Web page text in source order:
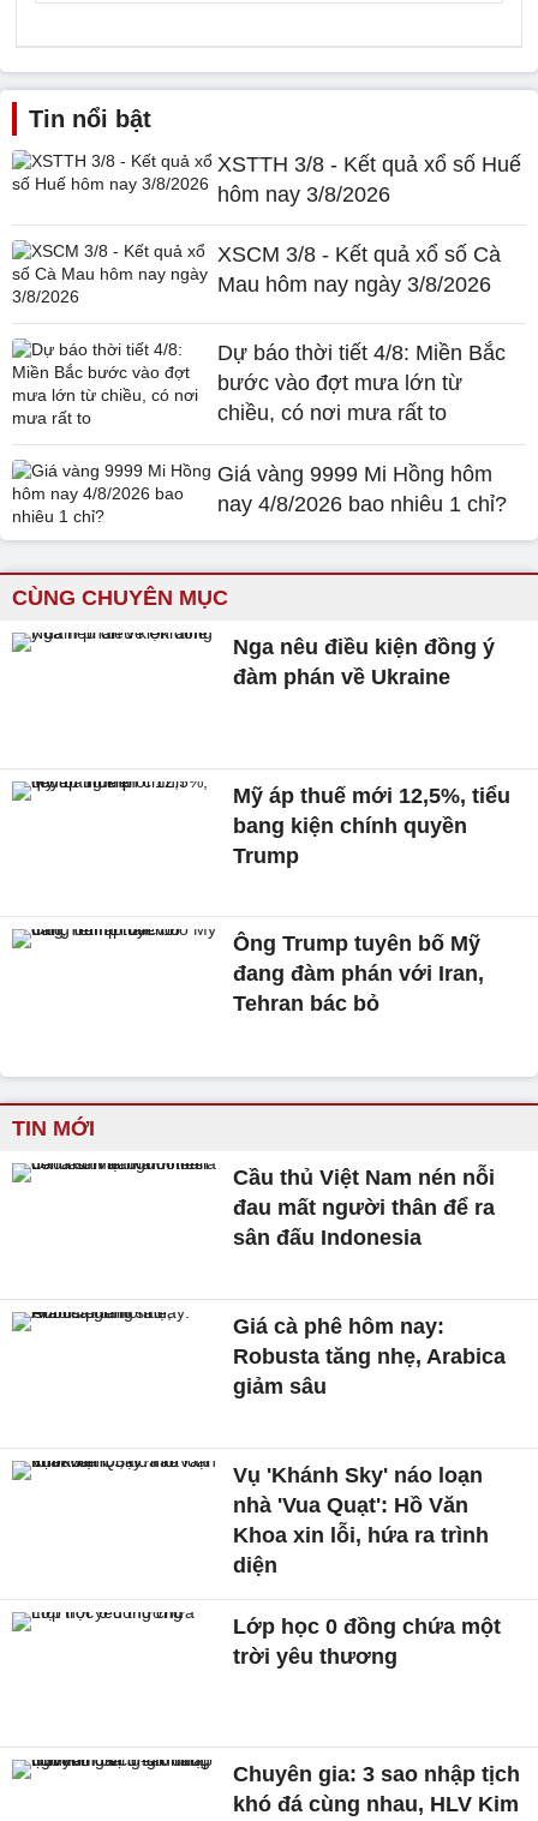
Tin nổi bật
XSTTH 3/8 - Kết quả xổ số Huế
hôm nay 3/8/2026
XSCM 3/8 - Kết quả xổ số Cà
Mau hôm nay ngày 3/8/2026
Dự báo thời tiết 4/8: Miền Bắc
bước vào đợt mưa lớn từ
chiều, có nơi mưa rất to
Giá vàng 9999 Mi Hồng hôm
nay 4/8/2026 bao nhiêu 1 chỉ?
CÙNG CHUYÊN MỤC
Nga nêu điều kiện đồng ý
đàm phán về Ukraine
Mỹ áp thuế mới 12,5%, tiểu
bang kiện chính quyền
Trump
Ông Trump tuyên bố Mỹ
đang đàm phán với Iran,
Tehran bác bỏ
TIN MỚI
Cầu thủ Việt Nam nén nỗi
đau mất người thân để ra
sân đấu Indonesia
Giá cà phê hôm nay:
Robusta tăng nhẹ, Arabica
giảm sâu
Vụ 'Khánh Sky' náo loạn
nhà 'Vua Quạt': Hồ Văn
Khoa xin lỗi, hứa ra trình
diện
Lớp học 0 đồng chứa một
trời yêu thương
Chuyên gia: 3 sao nhập tịch
khó đá cùng nhau, HLV Kim